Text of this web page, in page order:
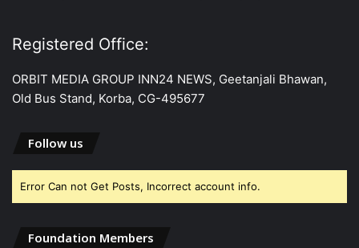
Registered Office:
ORBIT MEDIA GROUP INN24 NEWS, Geetanjali Bhawan,
Old Bus Stand, Korba, CG-495677
Follow us
Error Can not Get Posts, Incorrect account info.
Foundation Members